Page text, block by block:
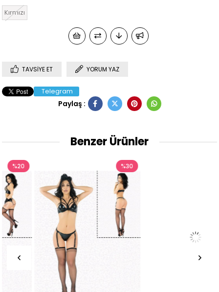
Kırmızı
TAVSIYE ET YORUM YAZ
Telegram
Paylaş :
Benzer Ürünler